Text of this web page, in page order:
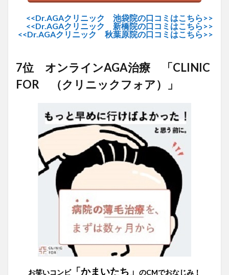
<<Dr.AGAクリニック 池袋院の口コミはこちら>>
<<Dr.AGAクリニック 新橋院の口コミはこちら>>
<<Dr.AGAクリニック 秋葉原院の口コミはこちら>>
7位 オンラインAGA治療 「CLINIC
FOR （クリニックフォア）」
お笑いコンビ「かまいたち」 のCMでおなじみ！